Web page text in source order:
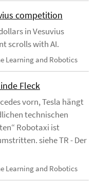
competition
in Vesuvius
scrolls with AI.
Learning and Robotics
Fleck
vorn, Tesla hängt
technischen
Robotaxi ist
siehe TR - Der
Learning and Robotics